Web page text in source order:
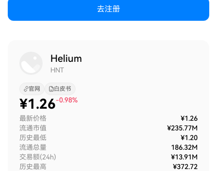
去注册
Helium
HNT
官网 白皮书
¥1.26-0.98%
最新价格
¥1.26
流通市值
¥235.77M
历史最低
¥1.20
流通总量
186.32M
交易额(24h)
¥13.91M
历史最高
¥372.72